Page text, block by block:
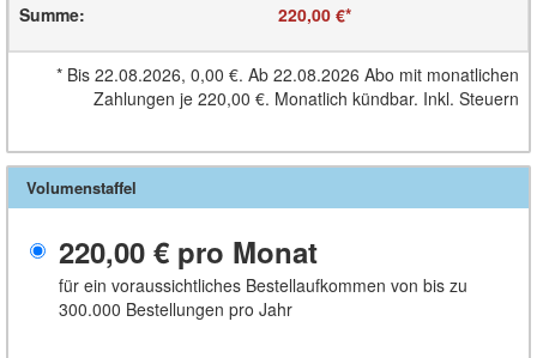
Summe: 220,00 €*
* Bis 22.08.2026, 0,00 €. Ab 22.08.2026 Abo mit monatlichen
Zahlungen je 220,00 €. Monatlich kündbar. Inkl. Steuern
Volumenstaffel
220,00 € pro Monat
für ein voraussichtliches Bestellaufkommen von bis zu
300.000 Bestellungen pro Jahr